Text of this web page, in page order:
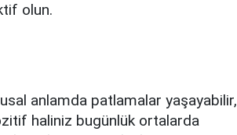
olun.
anlamda patlamalar yaşayabilir,
haliniz bugünlük ortalarda